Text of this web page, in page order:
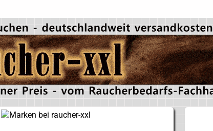
E-Mail
Passwort